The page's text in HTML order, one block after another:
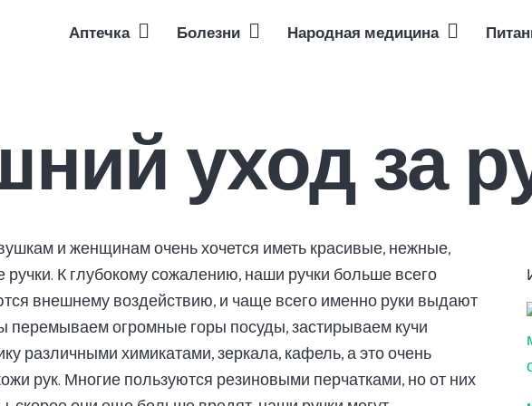
Аптечка Болезни Народная медицина
уход за
и женщинам очень хочется иметь красивые, нежные,
К глубокому сожалению, наши ручки больше всего
внешнему воздействию, и чаще всего именно руки выдают
огромные горы посуды, застирываем кучи
различными химикатами, зеркала, кафель, а это очень
рук. Многие пользуются резиновыми перчатками, но от них